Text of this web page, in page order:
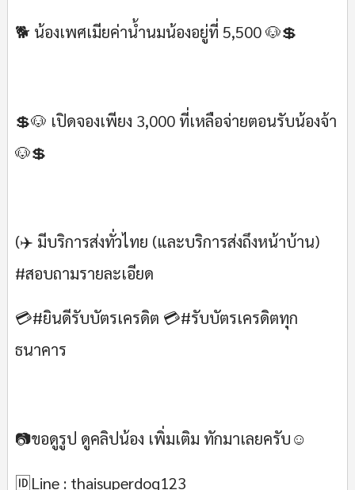
🐕 น้องเพศเมียค่าน้ำนมน้องอยู่ที่ 5,500 🐶💲
💲🐶 เปิดจองเพียง 3,000 ที่เหลือจ่ายตอนรับน้องจ้า
🐶💲
(✈️ มีบริการส่งทั่วไทย (และบริการส่งถึงหน้าบ้าน)
#สอบถามรายละเอียด
💳#ยินดีรับบัตรเครดิต 💳#รับบัตรเครดิตทุก
ธนาคาร
📷ขอดูรูป ดูคลิปน้อง เพิ่มเติม ทักมาเลยครับ☺
🆔Line : thaisuperdog123